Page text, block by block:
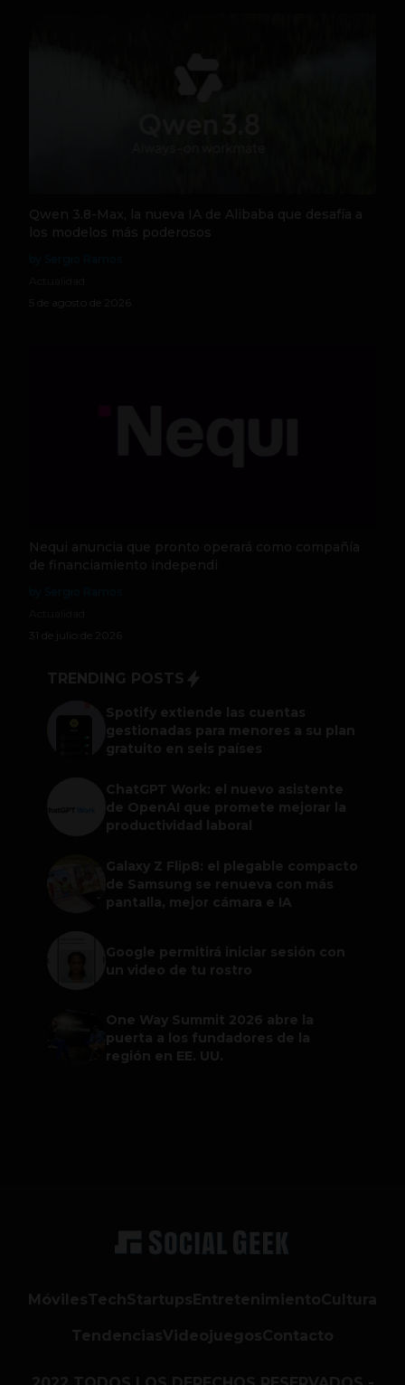
Qwen 3.8-Max, la nueva IA de Alibaba que desafía a
los modelos más poderosos
5 de agosto de 2026
Nequi anuncia que pronto operará como compañía
de financiamiento independi
31 de julio de 2026
TRENDING POSTS
Spotify extiende las cuentas
gestionadas para menores a su plan
gratuito en seis países
ChatGPT Work: el nuevo asistente
de OpenAI que promete mejorar la
productividad laboral
Galaxy Z Flip8: el plegable compacto
de Samsung se renueva con más
pantalla, mejor cámara e IA
Google permitirá iniciar sesión con
un video de tu rostro
One Way Summit 2026 abre la
puerta a los fundadores de la
región en EE. UU.